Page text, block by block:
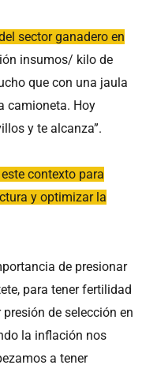
sector ganadero en
insumos/ kilo de
que con una jaula
camioneta. Hoy
y te alcanza”.
contexto para
y optimizar la
de presionar
para tener fertilidad
de selección en
la inflación nos
a tener